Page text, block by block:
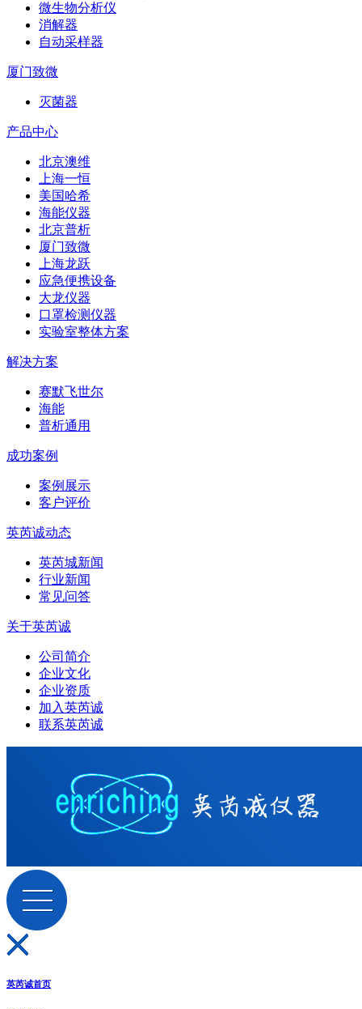
微生物分析仪
消解器
自动采样器
厦门致微
灭菌器
产品中心
北京澳维
上海一恒
美国哈希
海能仪器
北京普析
厦门致微
上海龙跃
应急便携设备
大龙仪器
口罩检测仪器
实验室整体方案
解决方案
赛默飞世尔
海能
普析通用
成功案例
案例展示
客户评价
英芮诚动态
英芮城新闻
行业新闻
常见问答
关于英芮诚
公司简介
企业文化
企业资质
加入英芮诚
联系英芮诚
英芮诚首页